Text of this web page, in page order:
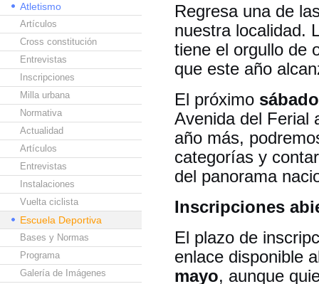
Atletismo
Artículos
Cross constitución
Entrevistas
Inscripciones
Milla urbana
Normativa
Actualidad
Artículos
Entrevistas
Instalaciones
Vuelta ciclista
Escuela Deportiva
Bases y Normas
Programa
Galería de Imágenes
Regresa una de
nuestra localidad.
tiene el orgullo de
que este año
El próximo sábado
Avenida del Ferial
año más,
categorías y
del panorama
Inscripciones
El plazo de
enlace disponible
mayo, aunque